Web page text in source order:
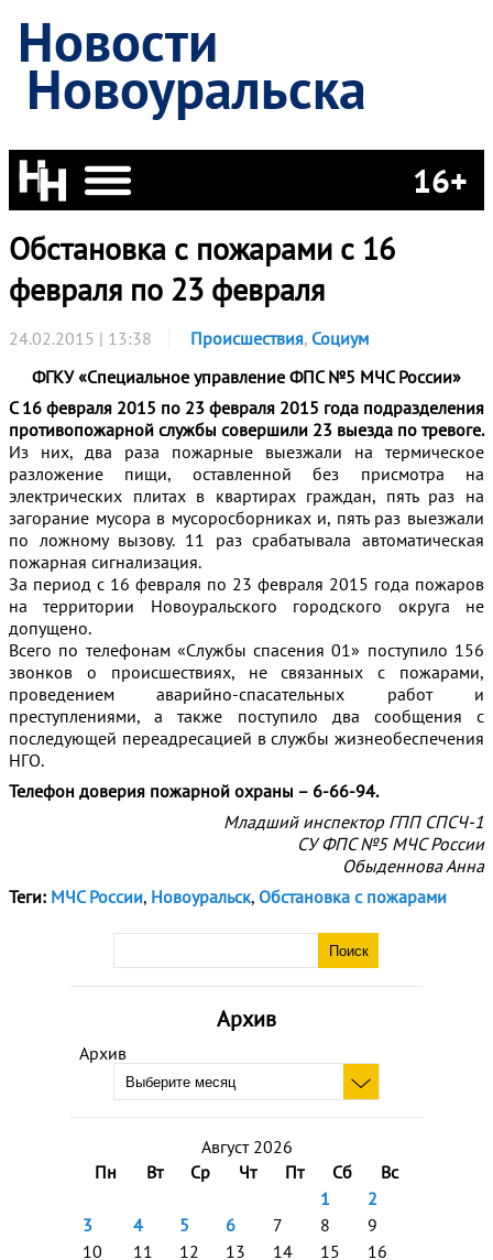
Новости
Новоуральска
16+
Архив
Архив
Август 2026
Пн
Вт Ср Чт Пт Сб
Вс
1
2
3
4 5 6 7 8
9
10
11 12 13 14 15
16
Обстановка с пожарами с 16
февраля по 23 февраля
24.02.2015 | 13:38 Происшествия, Социум
ФГКУ «Специальное управление ФПС №5 МЧС России»
С 16 февраля 2015 по 23 февраля 2015 года подразделения
противопожарной службы совершили 23 выезда по тревоге.
Из них, два раза пожарные выезжали на термическое
разложение пищи, оставленной без присмотра на
электрических плитах в квартирах граждан, пять раз на
загорание мусора в мусоросборниках и, пять раз выезжали
по ложному вызову. 11 раз срабатывала автоматическая
пожарная сигнализация.
За период с 16 февраля по 23 февраля 2015 года пожаров
на территории Новоуральского городского округа не
допущено.
Всего по телефонам «Службы спасения 01» поступило 156
звонков о происшествиях, не связанных с пожарами,
проведением аварийно-спасательных работ и
преступлениями, а также поступило два сообщения с
последующей переадресацией в службы жизнеобеспечения
НГО.
Телефон доверия пожарной охраны – 6-66-94.
Младший инспектор ГПП СПСЧ-1
СУ ФПС №5 МЧС России
Обыденнова Анна
Теги: МЧС России, Новоуральск, Обстановка с пожарами